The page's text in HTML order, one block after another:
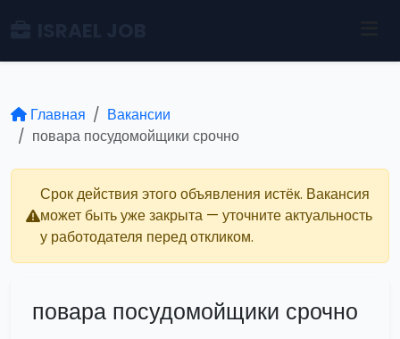
Главная
Вакансии
повара посудомойщики срочно
Срок действия этого объявления истёк. Вакансия
может быть уже закрыта — уточните актуальность
у работодателя перед откликом.
повара посудомойщики срочно